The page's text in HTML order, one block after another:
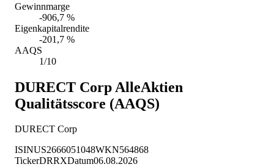
Gewinnmarge
-906,7 %
Eigenkapitalrendite
-201,7 %
AAQS
1/10
DURECT Corp AlleAktien
Qualitätsscore (AAQS)
DURECT Corp
ISINUS2666051048WKN564868
TickerDRRXDatum06.08.2026